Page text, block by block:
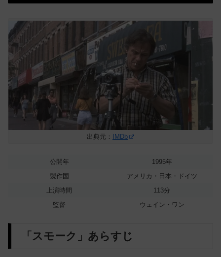
出典元： IMDb
公開年
1995年
製作国
アメリカ・日本・ドイツ
上演時間
113分
監督
ウェイン・ワン
「スモーク」あらすじ